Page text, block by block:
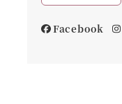
Facebook